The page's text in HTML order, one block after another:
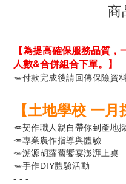
商
【為提高確保服務品質，
人數&合併組合下單。】
🥕付款完成後請回傳保險資
【土地學校 一月
🥕契作職人親自帶你到產地
🥕專業農作指導與體驗
🥕溯源胡蘿蔔饗宴澎湃上桌
🥕手作DIY體驗活動
- - -